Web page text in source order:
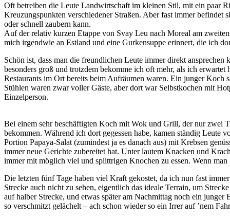
Oft betreiben die Leute Landwirtschaft im kleinen Stil, mit ein paar
Kreuzungspunkten verschiedener Straßen. Aber fast immer
oder schnell zaubern kann.
Auf der relativ kurzen Etappe von Svay Leu nach Moreal am
mich irgendwie an Estland und eine Gurkensuppe erinnert, die ich
Schön ist, dass man die freundlichen Leute immer direkt
besonders groß und trotzdem bekomme ich oft mehr, als ich
Restaurants im Ort bereits beim Aufräumen waren. Ein junger Koch
Stühlen waren zwar voller Gäste, aber dort war Selbstkochen mit
Einzelperson.
Bei einem sehr beschäftigten Koch mit Wok und Grill, der nur zwei
bekommen. Während ich dort gegessen habe, kamen ständig Leute
Portion Papaya-Salat (zumindest ja es danach aus) mit Krebsen
immer neue Gerichte zubereitet hat. Unter lautem Knacken und
immer mit möglich viel und splittrigen Knochen zu essen. Wenn
Die letzten fünf Tage haben viel Kraft gekostet, da ich nun fast
Strecke auch nicht zu sehen, eigentlich das ideale Terrain, um
auf halber Strecke, und etwas später am Nachmittag noch ein
so verschmitzt gelächelt – ach schon wieder so ein Irrer auf ’nem